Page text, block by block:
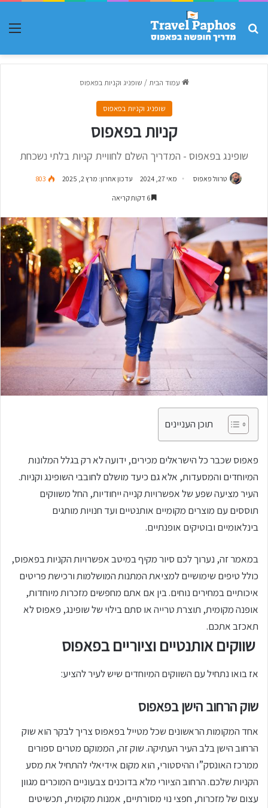
חפש עבור
עמוד הבית / שופניג וקניות בפאפוס
שופניג וקניות בפאפוס
קניות בפאפוס
שופינג בפאפוס - המדריך השלם לחוויית קניות בלתי נשכחת
טרוול פאפוס מאי 27, 2024 עדכון אחרון: מרץ 2, 2025 803
6 דקות קריאה
תוכן העניינים
פאפוס שכבר כל הישראלים מכירים, ידועה לא רק בגלל המלונות
המיוחדים והמסעדות, אלא גם כיעד מושלם לחובבי השופינג וקניות.
העיר מציעה שפע של אפשרויות קנייה ייחודיות, החל משווקים
תוססים עם מוצרים מקומיים אותנטיים ועד חנויות מותגים
בינלאומיים ובוטיקים אופנתיים.
במאמר זה, נערוך לכם סיור מקיף במיטב אפשרויות הקניות בפאפוס,
כולל טיפים שימושיים למציאת המתנות המושלמות ורכישת פריטים
איכותיים במחירים נוחים. בין אם אתם מחפשים מזכרות מיוחדות,
אופנה מקומית, תוצרת טרייה או סתם בילוי של שופינג, פאפוס לא
תאכזב אתכם.
שווקים אותנטיים וציוריים בפאפוס
אז בואו נתחיל עם השווקים המיוחדים שיש לעיר להציע:
שוק הרחוב הישן בפאפוס
אחד המקומות הראשונים שכל מטייל בפאפוס צריך לבקר הוא שוק
הרחוב הישן בלב העיר העתיקה. שוק זה, הממוקם מטרים ספורים
ממרכז האונסק”ו ההיסטורי, הוא מקום אידיאלי להתחיל את מסע
הקניות שלכם. הרחוב הציורי מלא בדוכנים צבעוניים המוכרים מגוון
עצום של מזכרות, חפצי נוי מסורתיים, אמנות מקומית, תכשיטים